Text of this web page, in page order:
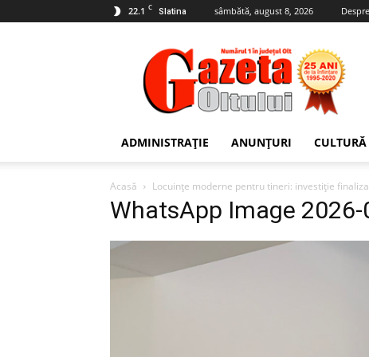
22.1 C Slatina sâmbătă, august 8, 2026
Gazeta
Oltului
ADMINISTRAȚIE ANUNȚURI CULTURĂ
Acasă Locuințe moderne pentru tineri: investiție
WhatsApp Image